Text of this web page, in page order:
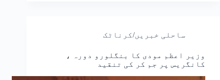
ساحلی خبریں/کرناٹک
وزیر اعظم مودی کا بنگلورو دورہ ،
کانگریس پر جم کر کی تنقید